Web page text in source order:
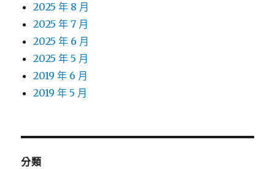
2025 年 8 月
2025 年 7 月
2025 年 6 月
2025 年 5 月
2019 年 6 月
2019 年 5 月
分類